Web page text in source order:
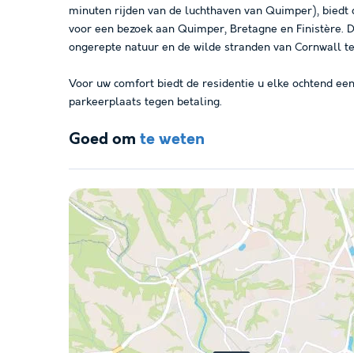
minuten rijden van de luchthaven van Quimper),
voor een bezoek aan Quimper, Bretagne en
ongerepte natuur en de wilde stranden van Cornwall
Voor uw comfort biedt de residentie u elke ochtend
parkeerplaats tegen betaling.
Goed om te weten